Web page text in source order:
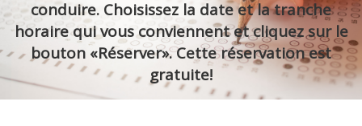
conduire. Choisissez la date et la tranche
horaire qui vous conviennent et cliquez sur le
bouton «Réserver». Cette réservation est
gratuite!